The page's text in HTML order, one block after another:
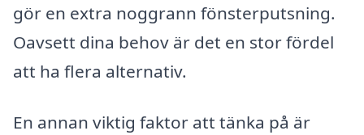
gör en extra noggrann fönsterputsning.
Oavsett dina behov är det en stor fördel
att ha flera alternativ.
En annan viktig faktor att tänka på är